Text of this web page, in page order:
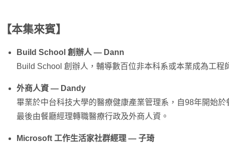
【本集來賓】
Build School 創辦人 — Dann
Build School 創辦人，輔導數百位非本科系或本業成為工程
外商人資 — Dandy
畢業於中台科技大學的醫療健康產業管理系，自98年開始於
最後由餐廳經理轉職醫療行政及外商人資。
Microsoft 工作生活家社群經理 — 子琦